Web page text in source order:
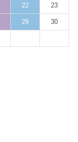
22 23
29 30